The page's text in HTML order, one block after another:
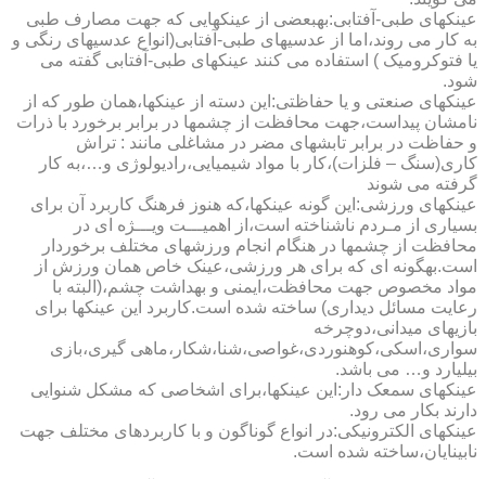
عینکهای طبی-آفتابی:به­بعضی از عینکهایی که جهت مصارف طبی
به کار می روند،اما از عدسیهای طبی-آفتابی(انواع عدسیهای رنگی و
یا فتوکرومیک ) استفاده می کنند عینکهای طبی-آفتابی گفته می
شود.
عینکهای صنعتی و یا حفاظتی:این دسته از عینکها،همان طور که از
نامشان پیداست،جهت محافظت از چشمها در برابر برخورد با ذرات
و حفاظت در برابر تابشهای مضر در مشاغلی مانند : تراش
کاری(سنگ – فلزات)،کار با مواد شیمیایی،رادیولوژی و…،به کار
گرفته می شوند
عینکهای ورزشی:این گونه عینکها،که هنوز فرهنگ کاربرد آن برای
بسیاری از مـردم ناشناخته است،از اهمیـــت ویـــژه ای در
محافظت از چشمها در هنگام انجام ورزشهای مختلف برخوردار
است.به­گونه ای که برای هر ورزشی،عینک خاص همان ورزش از
مواد مخصوص جهت محافظت،ایمنی و بهداشت چشم،(البته با
رعایت مسائل دیداری) ساخته شده است.کاربرد این عینکها برای
بازیهای میدانی،دوچرخه
سواری،اسکی،کوهنوردی،غواصی،شنا،شکار،ماهی گیری،بازی
بیلیارد و… می باشد.
عینکهای سمعک دار:این عینکها،برای اشخاصی که مشکل شنوایی
دارند بکار می رود.
عینکهای الکترونیکی:در انواع گوناگون و با کاربردهای مختلف جهت
نابینایان،ساخته شده است.